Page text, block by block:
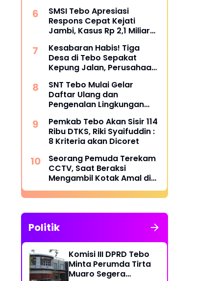
Restoratif
SMSI Tebo Apresiasi
Respons Cepat Kejati
Jambi, Kasus Rp 2,1 Miliar
Kesabaran Habis! Tiga
Desa di Tebo Sepakat
Kepung Jalan, Perusahaan
Jawab
SNT Tebo Mulai Gelar
Daftar Ulang dan
Pengenalan Lingkungan
Siswa Hadir Bersama
Orang Tua
Pemkab Tebo Akan Sisir 114
Ribu DTKS, Riki Syaifuddin :
8 Kriteria akan Dicoret
Seorang Pemuda Terekam
CCTV, Saat Beraksi
Mengambil Kotak Amal di
Masjid Al Hidayah
Politik
Komisi III DPRD Tebo
Minta Perumda Tirta
Muaro Segera